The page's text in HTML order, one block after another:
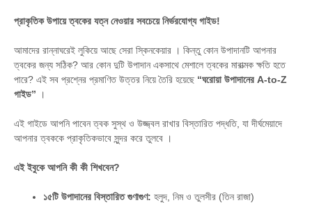
প্রাকৃতিক উপায়ে ত্বকের যত্ন নেওয়ার সবচেয়ে নির্ভরযোগ্য গাইড!
আমাদের রান্নাঘরেই লুকিয়ে আছে সেরা স্কিনকেয়ার । কিন্তু কোন উপাদানটি আপনার
ত্বকের জন্য সঠিক? আর কোন দুটি উপাদান একসাথে মেশালে ত্বকের মারাত্মক ক্ষতি হতে
পারে? এই সব প্রশ্নের প্রমাণিত উত্তর নিয়ে তৈরি হয়েছে “ঘরোয়া উপাদানের A-to-Z
গাইড”
।
এই গাইডে আপনি পাবেন ত্বক সুস্থ ও উজ্জ্বল রাখার বিস্তারিত পদ্ধতি, যা দীর্ঘমেয়াদে
আপনার ত্বককে প্রাকৃতিকভাবে সুন্দর করে তুলবে ।
এই ইবুকে আপনি কী কী শিখবেন?
১৫টি উপাদানের বিস্তারিত গুণাগুণ: হলুদ, নিম ও তুলসীর (তিন রাজা)